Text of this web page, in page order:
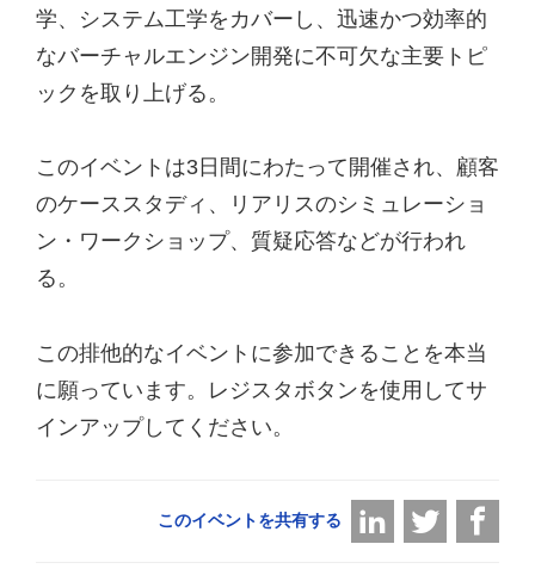
学、システム工学をカバーし、迅速かつ効率的
なバーチャルエンジン開発に不可欠な主要トピ
ックを取り上げる。
このイベントは3日間にわたって開催され、顧客
のケーススタディ、リアリスのシミュレーショ
ン・ワークショップ、質疑応答などが行われ
る。
この排他的なイベントに参加できることを本当
に願っています。レジスタボタンを使用してサ
インアップしてください。
このイベントを共有する